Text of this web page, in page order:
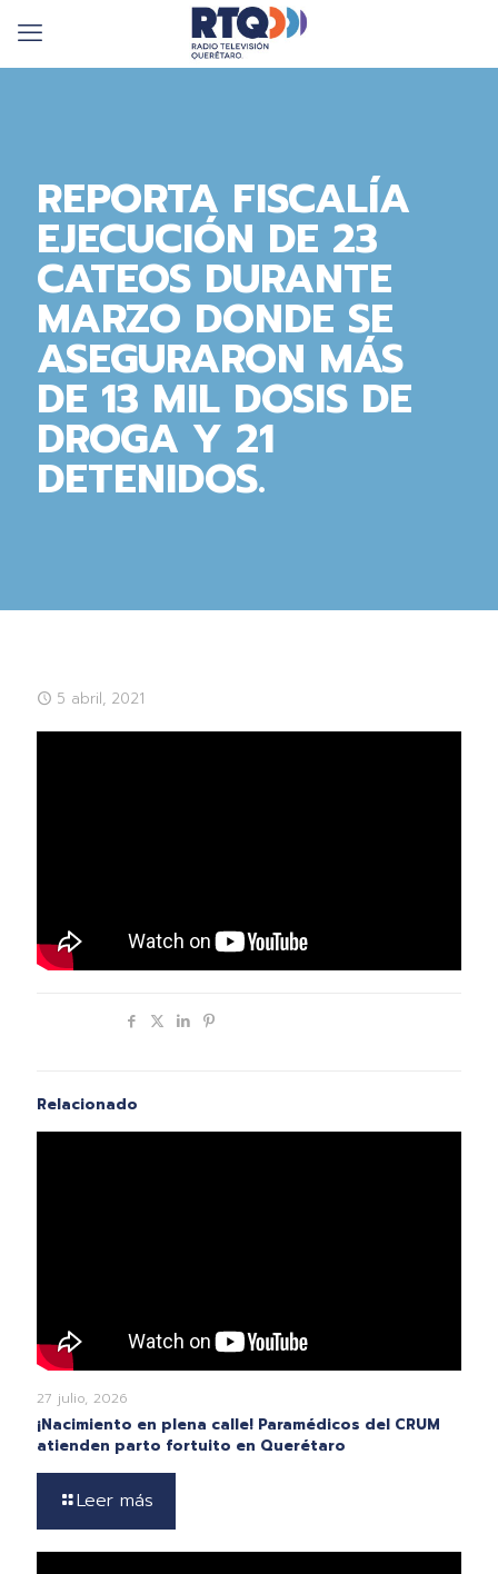
REPORTA FISCALÍA
EJECUCIÓN DE 23
CATEOS DURANTE
MARZO DONDE SE
ASEGURARON MÁS
DE 13 MIL DOSIS DE
DROGA Y 21
DETENIDOS.
5 abril, 2021
Relacionado
27 julio, 2026
¡Nacimiento en plena calle! Paramédicos del CRUM
atienden parto fortuito en Querétaro
Leer más